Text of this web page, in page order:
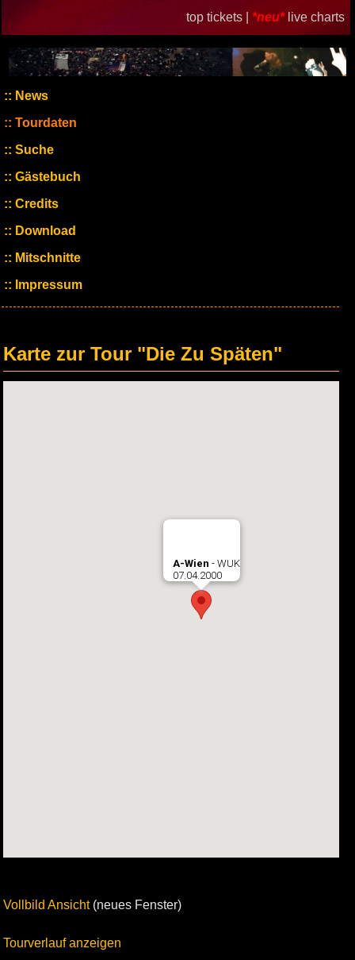
top tickets | *neu* live charts
News
Tourdaten
Suche
Gästebuch
Credits
Download
Mitschnitte
Impressum
Karte zur Tour "Die Zu Späten"
A-Wien - WUK
07.04.2000
Vollbild Ansicht(neues Fenster)
Tourverlauf anzeigen